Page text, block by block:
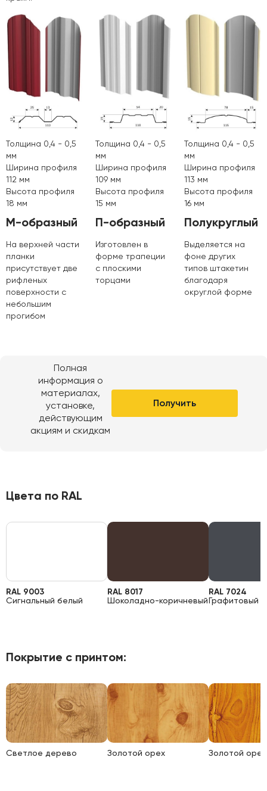
Толщина 0,4 - 0,5
мм
Ширина профиля
112 мм
Высота профиля
18 мм
М-образный
На верхней части
планки
присутствует две
рифленых
поверхности с
небольшим
прогибом
Толщина 0,4 - 0,5
мм
Ширина профиля
109 мм
Высота профиля
15 мм
П-образный
Изготовлен в
форме трапеции
с плоскими
торцами
Толщина 0,4 - 0,5
мм
Ширина профиля
113 мм
Высота профиля
16 мм
Полукруглый
Выделяется на
фоне других
типов штакетин
благодаря
округлой форме
Полная
информация о
материалах,
установке,
действующим
акциям и скидкам
Получить
Цвета по RAL
RAL 9003
Сигнальный белый
RAL 8017
Шоколадно-коричневый
RAL 7024
Графитовый
Покрытие с принтом:
Светлое дерево Золотой орех Золотой